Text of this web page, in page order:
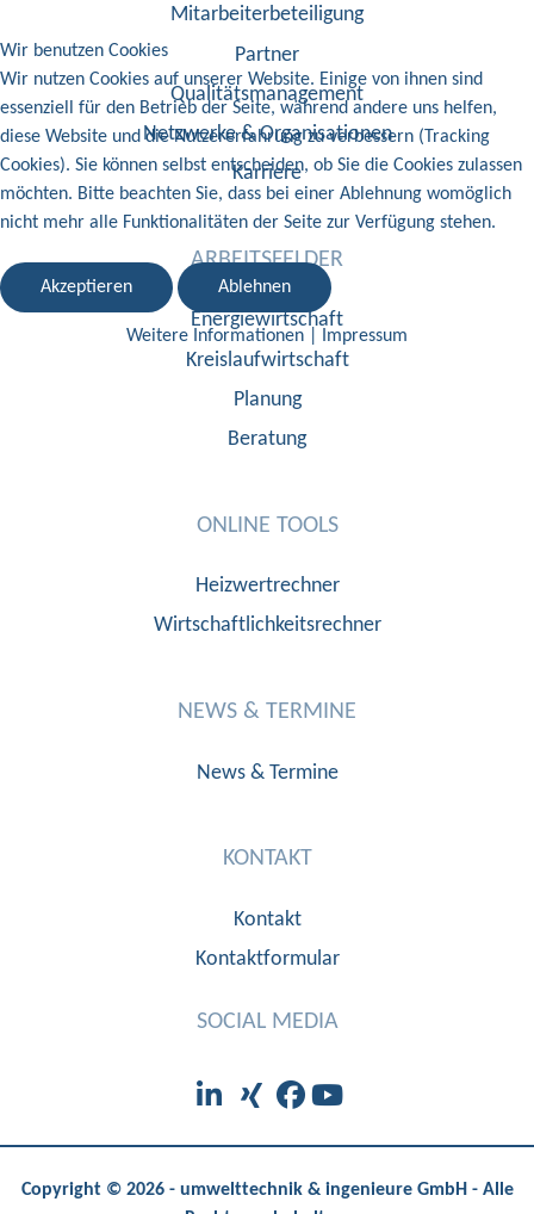
Mitarbeiterbeteiligung
Partner
Qualitätsmanagement
Netzwerke & Organisationen
Karriere
ARBEITSFELDER
Energiewirtschaft
Kreislaufwirtschaft
Planung
Beratung
ONLINE TOOLS
Heizwertrechner
Wirtschaftlichkeitsrechner
NEWS & TERMINE
News & Termine
KONTAKT
Kontakt
Kontaktformular
SOCIAL MEDIA
Copyright © 2026 - umwelttechnik & ingenieure GmbH - Alle
Wir benutzen Cookies
Wir nutzen Cookies auf unserer Website. Einige von ihnen sind
essenziell für den Betrieb der Seite, während andere uns helfen,
diese Website und die Nutzererfahrung zu verbessern (Tracking
Cookies). Sie können selbst entscheiden, ob Sie die Cookies zulassen
möchten. Bitte beachten Sie, dass bei einer Ablehnung womöglich
nicht mehr alle Funktionalitäten der Seite zur Verfügung stehen.
Akzeptieren Ablehnen
Weitere Informationen Impressum